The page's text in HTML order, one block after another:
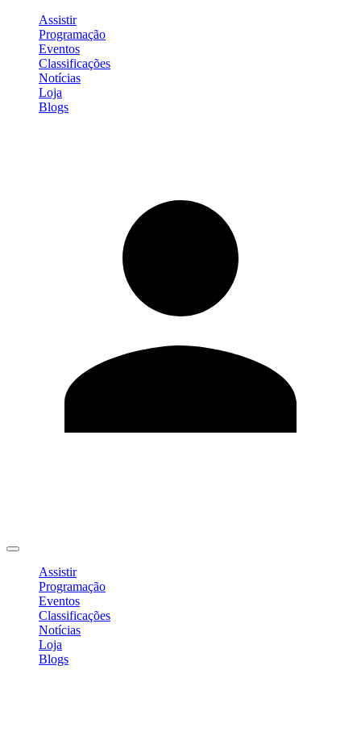
Assistir
Programação
Eventos
Classificações
Notícias
Loja
Blogs
Assistir
Programação
Eventos
Classificações
Notícias
Loja
Blogs